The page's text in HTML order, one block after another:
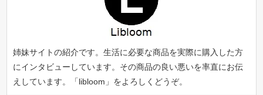
姉妹サイトの紹介です。生活に必要な商品を実際に購入した方
にインタビューしています。その商品の良い悪いを率直にお伝
えしています。「libloom 」をよろしくどうぞ。